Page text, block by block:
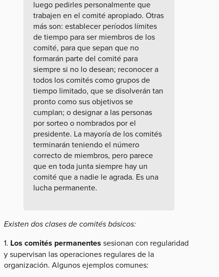
luego pedirles personalmente que
trabajen en el comité apropiado. Otras
más son: establecer períodos límites
de tiempo para ser miembros de los
comité, para que sepan que no
formarán parte del comité para
siempre si no lo desean; reconocer a
todos los comités como grupos de
tiempo limitado, que se disolverán tan
pronto como sus objetivos se
cumplan; o designar a las personas
por sorteo o nombrados por el
presidente. La mayoría de los comités
terminarán teniendo el número
correcto de miembros, pero parece
que en toda junta siempre hay un
comité que a nadie le agrada. Es una
lucha permanente.
Existen dos clases de comités básicos:
1. Los comités permanentes sesionan con regularidad
y supervisan las operaciones regulares de la
organización. Algunos ejemplos comunes: